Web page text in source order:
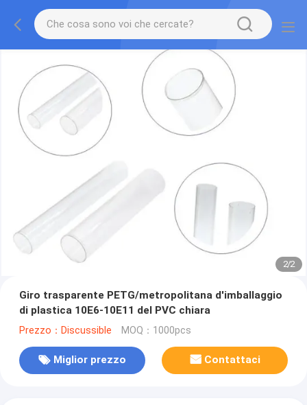
2/2
Giro trasparente PETG/metropolitana d'imballaggio
di plastica 10E6-10E11 del PVC chiara
Prezzo：Discussible MOQ：1000pcs
Miglior prezzo Contattaci